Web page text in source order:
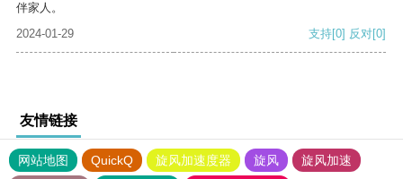
伴家人。
2024-01-29
支持[0] 反对[0]
友情链接
网站地图 QuickQ 旋风加速度器 旋风
旋风加速